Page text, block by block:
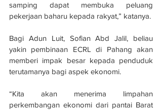
samping dapat membuka peluang
pekerjaan baharu kepada rakyat,” katanya.
Bagi Adun Luit, Sofian Abd Jalil, beliau
yakin pembinaan ECRL di Pahang akan
memberi impak besar kepada penduduk
terutamanya bagi aspek ekonomi.
“Kita akan menerima limpahan
perkembangan ekonomi dari pantai Barat